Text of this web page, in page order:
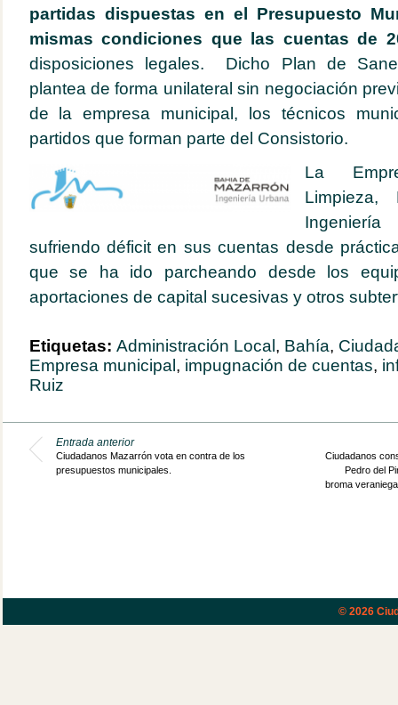
partidas dispuestas en el Presupuesto
mismas condiciones que las cuentas de
disposiciones legales. Dicho Plan de
plantea de forma unilateral sin negociación
de la empresa municipal, los técnicos
partidos que forman parte del Consistorio.
La
Limpieza,
sufriendo déficit en sus cuentas desde
que se ha ido parcheando desde los
aportaciones de capital sucesivas y otros
Etiquetas: Administración Local , Bahía,
Empresa municipal , impugnación de cuentas,
Ruiz
Entrada anterior
Ciudadanos Mazarrón vota en contra de los
presupuestos municipales.
Ciudadanos
Pedro del
broma
© 2026